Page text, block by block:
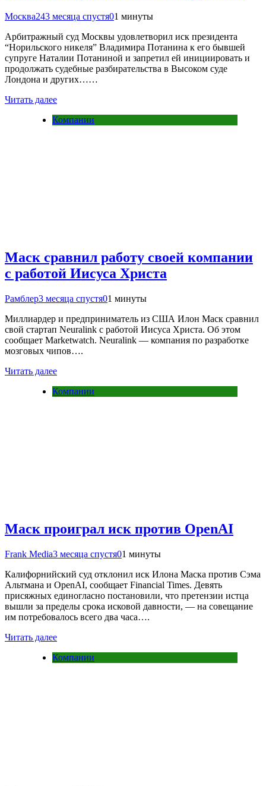
Москва243 месяца спустя01 минуты
Арбитражный суд Москвы удовлетворил иск президента
“Норильского никеля” Владимира Потанина к его бывшей
супруге Наталии Потаниной и запретил ей инициировать и
продолжать судебные разбирательства в Высоком суде
Лондона и других……
Читать далее
Компании
Маск сравнил работу своей компании
с работой Иисуса Христа
Рамблер3 месяца спустя01 минуты
Миллиардер и предприниматель из США Илон Маск сравнил
свой стартап Neuralink с работой Иисуса Христа. Об этом
сообщает Marketwatch. Neuralink — компания по разработке
мозговых чипов….
Читать далее
Компании
Маск проиграл иск против OpenAI
Frank Media3 месяца спустя01 минуты
Калифорнийский суд отклонил иск Илона Маска против Сэма
Альтмана и OpenAI, сообщает Financial Times. Девять
присяжных единогласно постановили, что претензии истца
вышли за пределы срока исковой давности, — на совещание
им потребовалось всего два часа….
Читать далее
Компании